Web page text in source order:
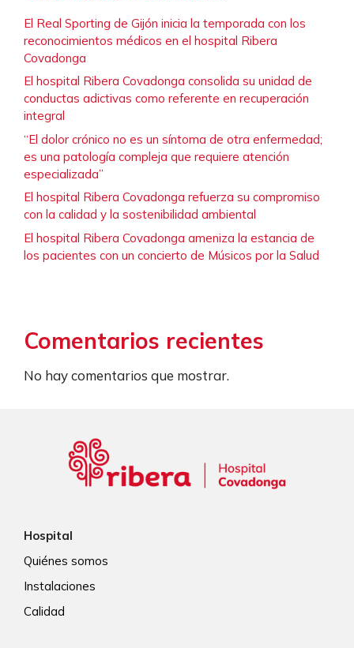
El Real Sporting de Gijón inicia la temporada con los
reconocimientos médicos en el hospital Ribera
Covadonga
El hospital Ribera Covadonga consolida su unidad de
conductas adictivas como referente en recuperación
integral
“El dolor crónico no es un síntoma de otra enfermedad;
es una patología compleja que requiere atención
especializada”
El hospital Ribera Covadonga refuerza su compromiso
con la calidad y la sostenibilidad ambiental
El hospital Ribera Covadonga ameniza la estancia de
los pacientes con un concierto de Músicos por la Salud
Comentarios recientes
No hay comentarios que mostrar.
Hospital
Quiénes somos
Instalaciones
Calidad